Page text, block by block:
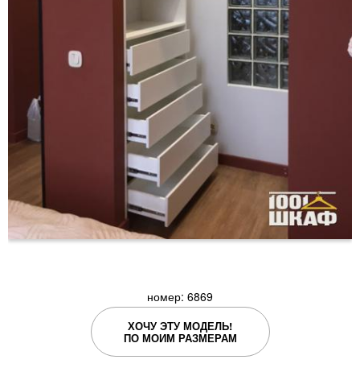
номер: 6869
ХОЧУ ЭТУ МОДЕЛЬ!
ПО МОИМ РАЗМЕРАМ